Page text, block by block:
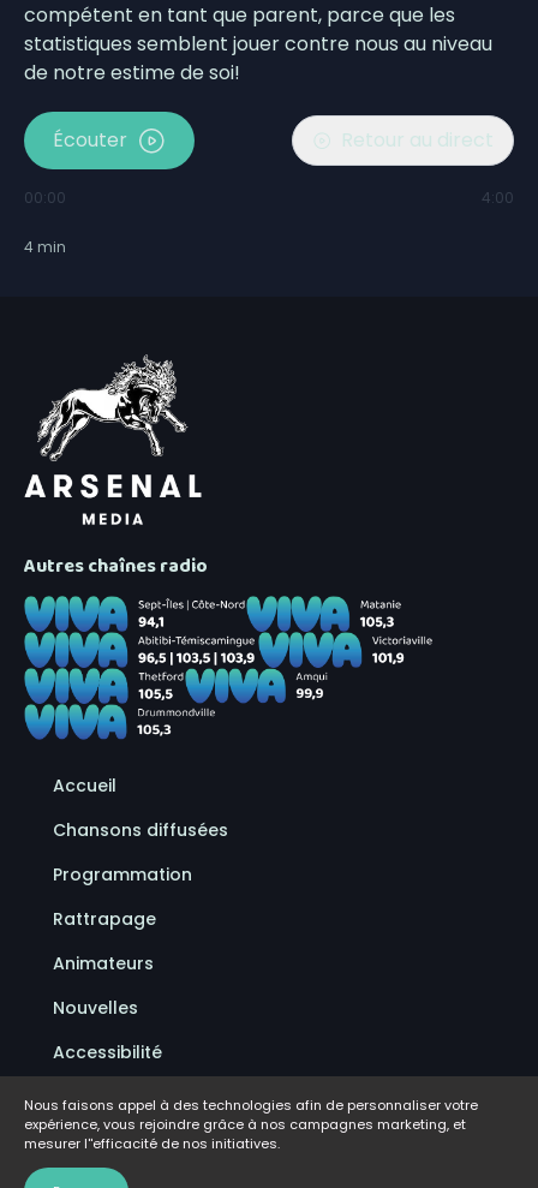
compétent en tant que parent, parce que les
statistiques semblent jouer contre nous au niveau
de notre estime de soi!
Écouter Retour au direct
00:00 4:00
4 min
Autres chaînes radio
Accueil
Chansons diffusées
Programmation
Rattrapage
Animateurs
Nouvelles
Accessibilité
Politique de confidentialité
Conditions d'utilisation
Nous faisons appel à des technologies afin de personnaliser votre
expérience, vous rejoindre grâce à nos campagnes marketing, et
mesurer l''efficacité de nos initiatives.